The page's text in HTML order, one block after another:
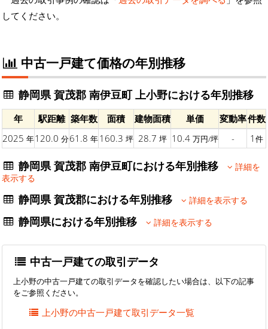
してください。
中古一戸建て価格の年別推移
静岡県 賀茂郡 南伊豆町 上小野における年別推移
年 駅距離 築年数 面積 建物面積 単価 変動率件数
2025 年120.0 分61.8 年160.3 坪 28.7 坪 10.4 万円/坪 - 1 件
静岡県 賀茂郡 南伊豆町における年別推移
詳細を
表示する
静岡県 賀茂郡における年別推移 詳細を表示する
静岡県における年別推移 詳細を表示する
中古一戸建ての取引データ
上小野の中古一戸建ての取引データを確認したい場合は、以下の記事
をご参照ください。
上小野の中古一戸建て取引データ一覧